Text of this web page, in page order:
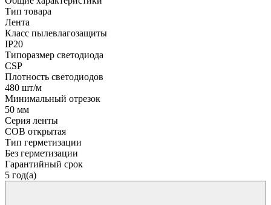
Тип товара
Лента
Класс пылевлагозащиты
IP20
Типоразмер светодиода
CSP
Плотность светодиодов
480 шт/м
Минимальный отрезок
50 мм
Серия ленты
COB открытая
Тип герметизации
Без герметизации
Гарантийный срок
5 год(а)